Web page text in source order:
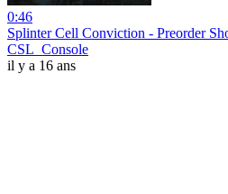
0:46
Splinter Cell Conviction - Preorder
CSL_Console
il y a 16 ans